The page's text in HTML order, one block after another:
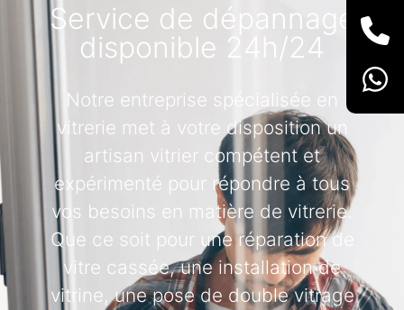
Service de dépannage
disponible 24h/24
Notre entreprise spécialisée en
vitrerie met à votre disposition un
artisan vitrier compétent et
expérimenté pour répondre à tous
vos besoins en matière de vitrerie.
Que ce soit pour une réparation de
vitre cassée, une installation de
vitrine, une pose de double vitrage